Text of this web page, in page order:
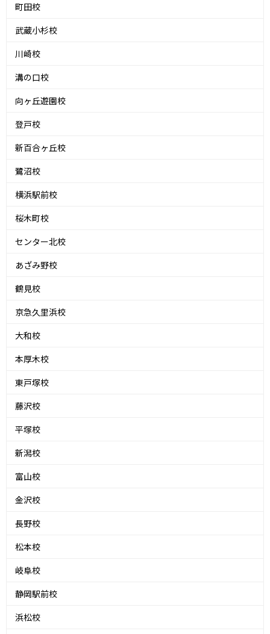
町田校
武蔵小杉校
川崎校
溝の口校
向ヶ丘遊園校
登戸校
新百合ヶ丘校
鷺沼校
横浜駅前校
桜木町校
センター北校
あざみ野校
鶴見校
京急久里浜校
大和校
本厚木校
東戸塚校
藤沢校
平塚校
新潟校
富山校
金沢校
長野校
松本校
岐阜校
静岡駅前校
浜松校